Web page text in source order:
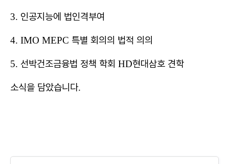
3. 인공지능에 법인격부여
4. IMO MEPC 특별 회의의 법적 의의
5. 선박건조금융법 정책 학회 HD현대삼호 견학
소식을 담았습니다.